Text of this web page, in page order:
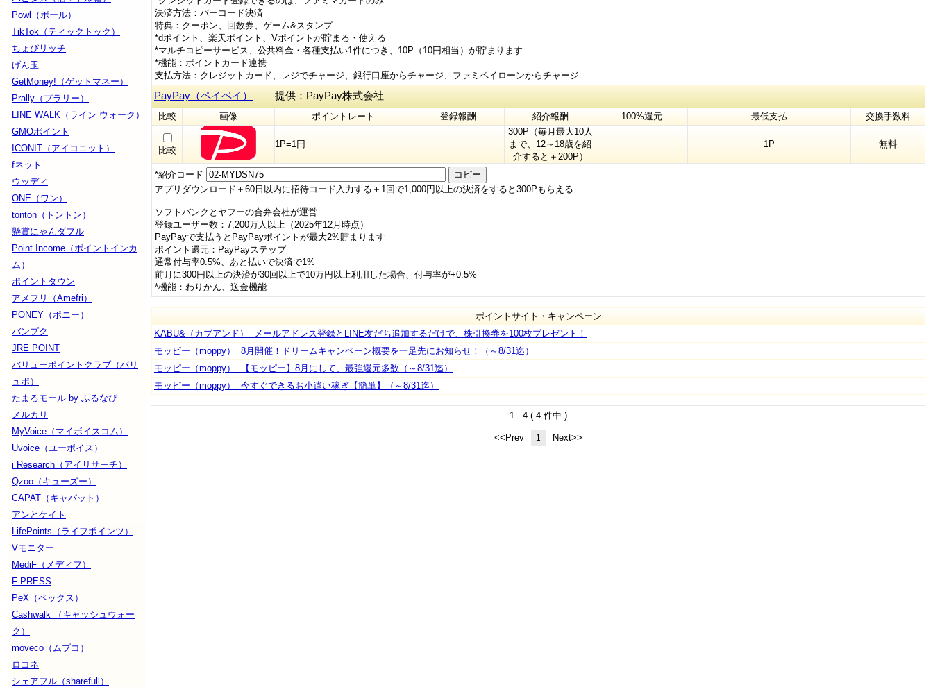
Powl（ポール）
TikTok（ティックトック）
ちょびリッチ
げん玉
GetMoney!（ゲットマネー）
Prally（プラリー）
LINE WALK（ライン ウォーク）
GMOポイント
ICONIT（アイコニット）
fネット
ウッディ
ONE（ワン）
tonton（トントン）
懸賞にゃんダフル
Point Income（ポイントインカ
ム）
ポイントタウン
アメフリ（Amefri）
PONEY（ポニー）
バンプク
JRE POINT
バリューポイントクラブ（バリ
ュポ）
たまるモール by ふるなび
メルカリ
MyVoice（マイボイスコム）
Uvoice（ユーボイス）
i Research（アイリサーチ）
Qzoo（キューズー）
CAPAT（キャパット）
アンとケイト
LifePoints（ライフポインツ）
Vモニター
MediF（メディフ）
F-PRESS
PeX（ペックス）
Cashwalk （キャッシュウォー
ク）
moveco（ムブコ）
ロコネ
シェアフル（sharefull）
決済方法：バーコード決済
特典：クーポン、回数券、ゲーム&スタンプ
*dポイント、楽天ポイント、Vポイントが貯まる・使える
*マルチコピーサービス、公共料金・各種支払い1件につき、10P（10円相当）が貯まります
*機能：ポイントカード連携
支払方法：クレジットカード、レジでチャージ、銀行口座からチャージ、ファミペイローンからチャージ
PayPay（ペイペイ） 提供：PayPay株式会社
比較 画像 ポイントレート 登録報酬 紹介報酬 100%還元 最低支払 交換手数料
比較
1P=1円
300P（毎月最大10人
まで、12～18歳を紹
介すると＋200P）
1P 無料
*紹介コード
コピー
アプリダウンロード＋60日以内に招待コード入力する＋1回で1,000円以上の決済をすると300Pもらえる
ソフトバンクとヤフーの合弁会社が運営
登録ユーザー数：7,200万人以上（2025年12月時点）
PayPayで支払うとPayPayポイントが最大2%貯まります
ポイント還元：PayPayステップ
通常付与率0.5%、あと払いで決済で1%
前月に300円以上の決済が30回以上で10万円以上利用した場合、付与率が+0.5%
*機能：わりかん、送金機能
ポイントサイト・キャンペーン
KABU&（カブアンド） メールアドレス登録とLINE友だち追加するだけで、株引換券を100枚プレゼント！
モッピー（moppy） 8月開催！ドリームキャンペーン概要を一足先にお知らせ！（～8/31迄）
モッピー（moppy） 【モッピー】8月にして、最強還元多数（～8/31迄）
モッピー（moppy） 今すぐできるお小遣い稼ぎ【簡単】（～8/31迄）
1 - 4 ( 4 件中 )
<<Prev 1 Next>>